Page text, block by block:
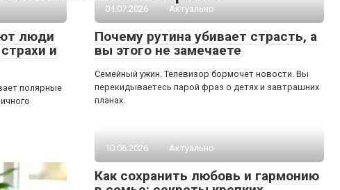
люди
и
полярные
04.07.2026 Актуально
Почему рутина убивает страсть, а
вы этого не замечаете
Семейный ужин. Телевизор бормочет новости. Вы
перекидываетесь парой фраз о детях и завтрашних
планах.
10.06.2026 Актуально
Как сохранить любовь и гармонию